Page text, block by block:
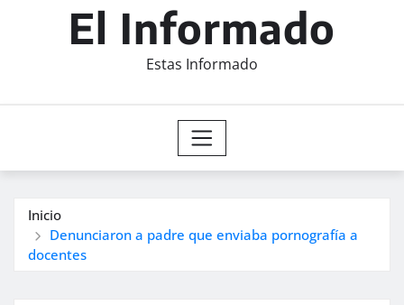
El Informado
Estas Informado
Inicio
Denunciaron a padre que enviaba pornografía a
docentes